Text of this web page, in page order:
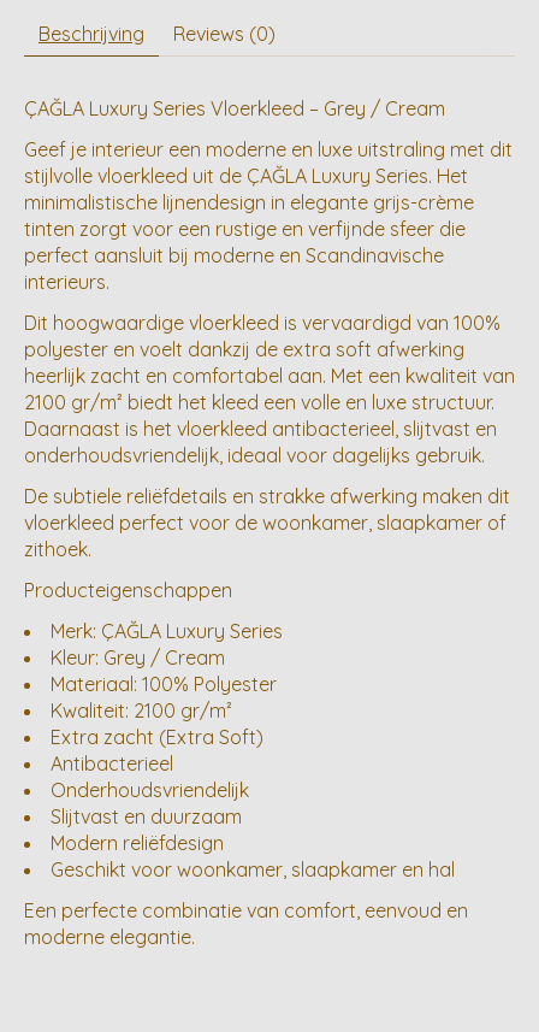
Beschrijving Reviews (0)
ÇAĞLA Luxury Series Vloerkleed – Grey / Cream
Geef je interieur een moderne en luxe uitstraling met dit
stijlvolle vloerkleed uit de ÇAĞLA Luxury Series. Het
minimalistische lijnendesign in elegante grijs-crème
tinten zorgt voor een rustige en verfijnde sfeer die
perfect aansluit bij moderne en Scandinavische
interieurs.
Dit hoogwaardige vloerkleed is vervaardigd van 100%
polyester en voelt dankzij de extra soft afwerking
heerlijk zacht en comfortabel aan. Met een kwaliteit van
2100 gr/m² biedt het kleed een volle en luxe structuur.
Daarnaast is het vloerkleed antibacterieel, slijtvast en
onderhoudsvriendelijk, ideaal voor dagelijks gebruik.
De subtiele reliëfdetails en strakke afwerking maken dit
vloerkleed perfect voor de woonkamer, slaapkamer of
zithoek.
Producteigenschappen
Merk: ÇAĞLA Luxury Series
Kleur: Grey / Cream
Materiaal: 100% Polyester
Kwaliteit: 2100 gr/m²
Extra zacht (Extra Soft)
Antibacterieel
Onderhoudsvriendelijk
Slijtvast en duurzaam
Modern reliëfdesign
Geschikt voor woonkamer, slaapkamer en hal
Een perfecte combinatie van comfort, eenvoud en
moderne elegantie.